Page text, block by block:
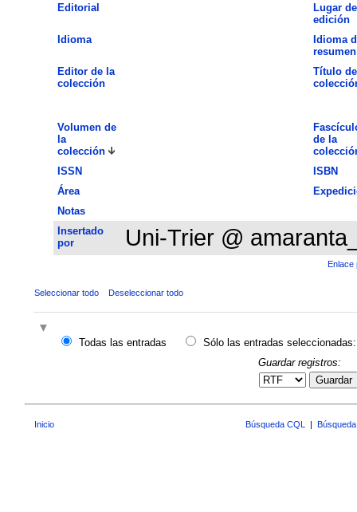
Editorial
Lugar de
edición
Idioma
Idioma
resumen
Editor de la
colección
Título
Volumen de
la
colección
de la
ISSN
ISBN
Área
Notas
Insertado
por
Uni-Trier @
Enlace
Seleccionar todo Deseleccionar todo
Todas las entradas
Sólo las entradas seleccionadas:
Guardar registros:
Guardar
Inicio Búsqueda CQL